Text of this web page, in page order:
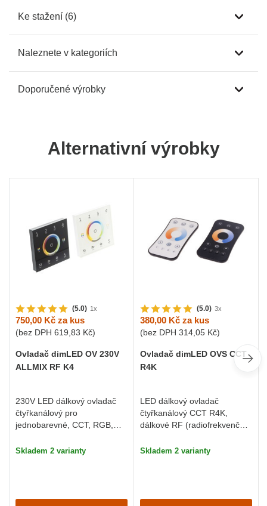
Ke stažení (6)
Naleznete v kategoriích
Doporučené výrobky
Alternativní výrobky
(5.0) 1x
750,00 Kč za kus
(bez DPH 619,83 Kč)
Ovladač dimLED OV 230V
ALLMIX RF K4
230V LED dálkový ovladač
čtyřkanálový pro
jednobarevné, CCT, RGB,
master výstup
Skladem 2 varianty
(5.0) 3x
380,00 Kč za kus
(bez DPH 314,05 Kč)
Ovladač dimLED OVS CCT
R4K
LED dálkový ovladač
čtyřkanálový CCT R4K,
dálkové RF (radiofrekvenční)
funkce
Skladem 2 varianty